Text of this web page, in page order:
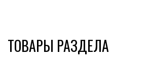
ТОВАРЫ РАЗДЕЛА